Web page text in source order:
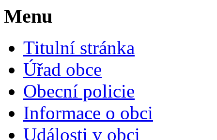
Menu
Titulní stránka
Úřad obce
Obecní policie
Informace o obci
Události v obci